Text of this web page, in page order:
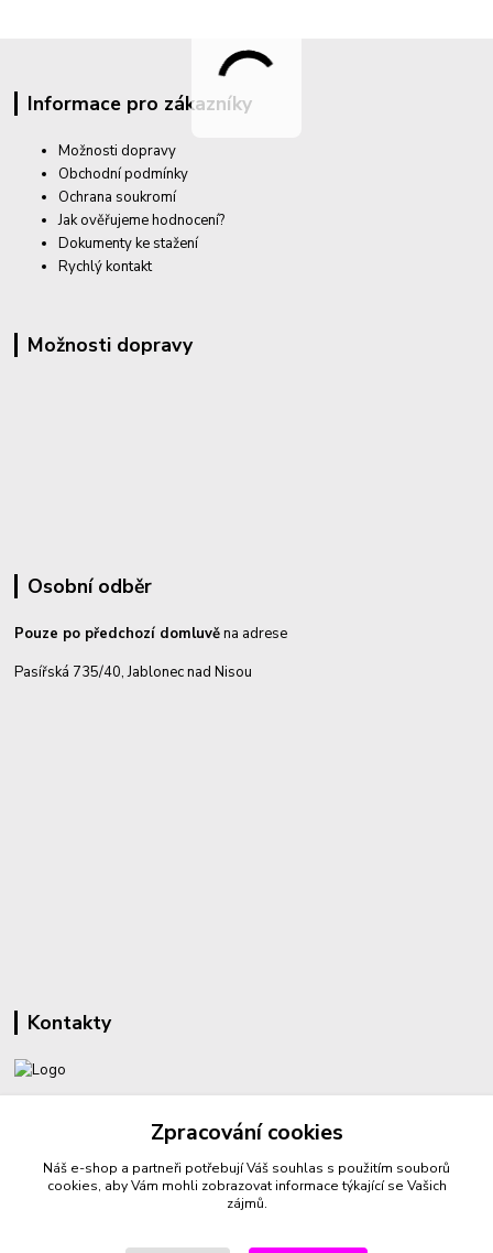
Informace pro zákazníky
Možnosti dopravy
Obchodní podmínky
Ochrana soukromí
Jak ověřujeme hodnocení?
Dokumenty ke stažení
Rychlý kontakt
Možnosti dopravy
Osobní odběr
Pouze po předchozí domluvěna adrese
Pasířská 735/40, Jablonec nad Nisou
Kontakty
sperkyproradost@seznam.cz
Zpracování cookies
Náš e-shop a partneři potřebují Váš souhlas s použitím souborů
cookies, aby Vám mohli zobrazovat informace týkající se Vašich
zájmů.